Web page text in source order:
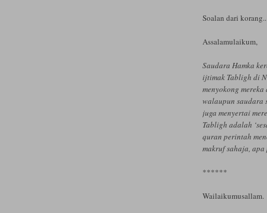
Soalan dari korang..
Assalamulaikum,
Saudara Hamka
ijtimak Tabligh di
menyokong
walaupun saudara
juga menyertai
Tabligh adalah
quran perintah
makruf sahaja,
******
Wailaikumusallam.